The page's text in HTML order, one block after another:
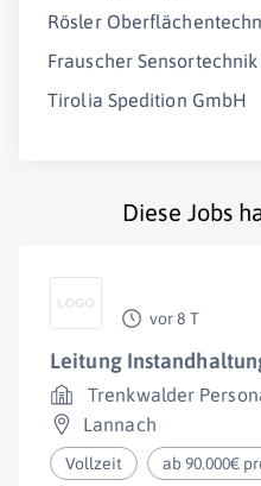
Rösler
Frauscher
Tirolia Spedition GmbH
Diese Jobs
vor 8 T
Leitung
Trenkwalder
Lannach
Vollzeit ab 90.000€